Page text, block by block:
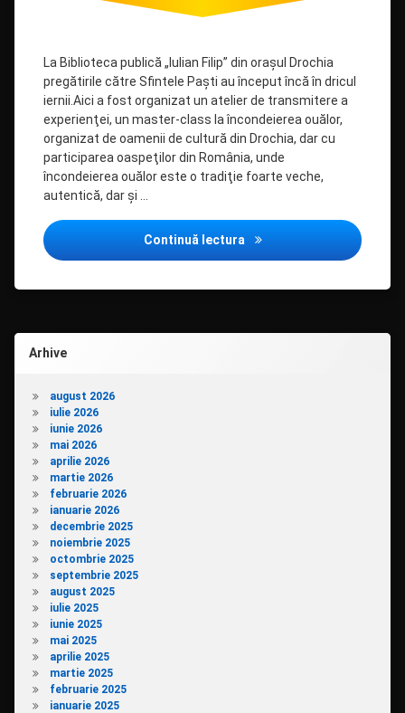
La Biblioteca publică „Iulian Filip” din oraşul Drochia
pregătirile către Sfintele Paşti au început încă în dricul
iernii.Aici a fost organizat un atelier de transmitere a
experienţei, un master-class la încondeierea ouălor,
organizat de oamenii de cultură din Drochia, dar cu
participarea oaspeţilor din România, unde
încondeierea ouălor este o tradiţie foarte veche,
autentică, dar și …
Continuă lectura Ouăle încondeiate, o
Arhive
august 2026
iulie 2026
iunie 2026
mai 2026
aprilie 2026
martie 2026
februarie 2026
ianuarie 2026
decembrie 2025
noiembrie 2025
octombrie 2025
septembrie 2025
august 2025
iulie 2025
iunie 2025
mai 2025
aprilie 2025
martie 2025
februarie 2025
ianuarie 2025